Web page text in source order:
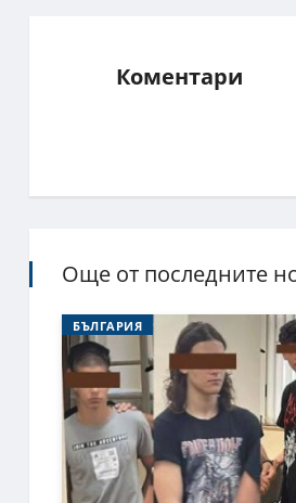
Коментари
Още от последните
БЪЛГАРИЯ